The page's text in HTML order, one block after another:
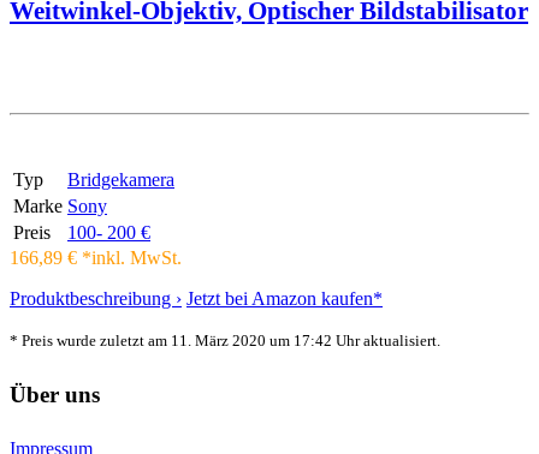
Weitwinkel-Objektiv, Optischer Bildstabilisator
Typ
Bridgekamera
Marke Sony
Preis
100- 200 €
166,89 € *inkl. MwSt.
Produktbeschreibung › Jetzt bei Amazon kaufen*
* Preis wurde zuletzt am 11. März 2020 um 17:42 Uhr aktualisiert.
Über uns
Impressum